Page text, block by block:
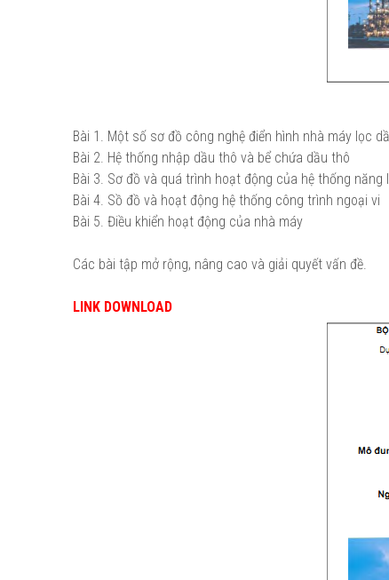
Bài 1. Một số sơ đồ công nghệ điển hình nhà máy lọc
Bài 2. Hệ thống nhập dầu thô và bể chứa dầu thô
Bài 3. Sơ đồ và quá trình hoạt động của hệ thống năng
Bài 4. Sồ đồ và hoạt động hệ thống công trình ngoại vi
Bài 5. Điều khiển hoạt động của nhà máy
Các bài tập mở rộng, nâng cao và giải quyết vấn đề.
LINK DOWNLOAD